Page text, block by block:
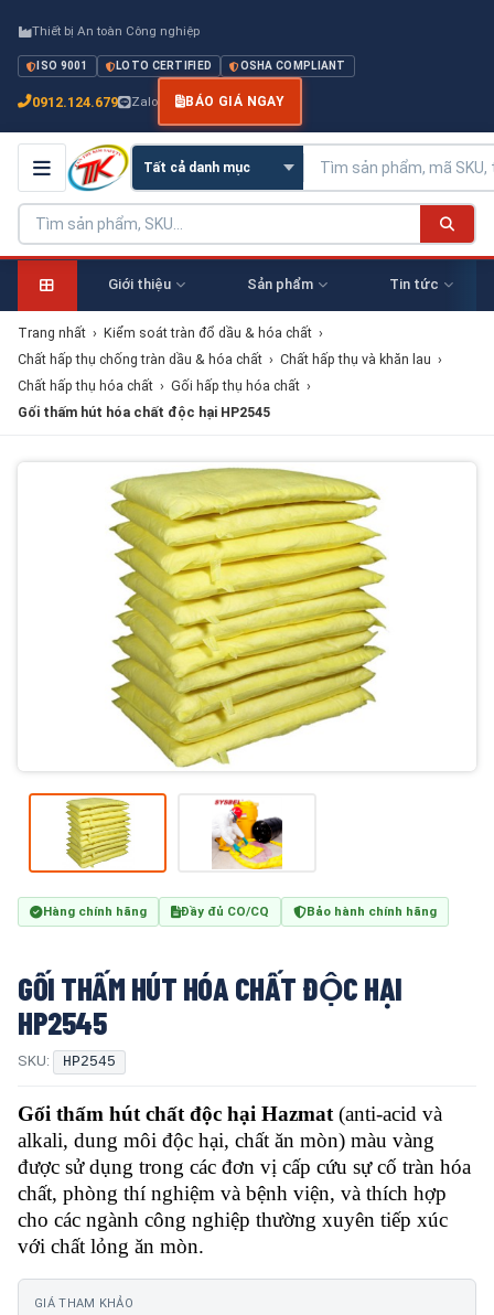
Thiết bị An toàn Công nghiệp
ISO 9001 LOTO CERTIFIED OSHA COMPLIANT
0912.124.679 Zalo BÁO GIÁ NGAY
Giới thiệu Sản phẩm Tin tức
Trang nhất › Kiểm soát tràn đổ dầu & hóa chất ›
Chất hấp thụ chống tràn dầu & hóa chất › Chất hấp thụ và khăn lau ›
Chất hấp thụ hóa chất › Gối hấp thụ hóa chất ›
Gối thấm hút hóa chất độc hại HP2545
Hàng chính hãng Đầy đủ CO/CQ Bảo hành chính hãng
GỐI THẤM HÚT HÓA CHẤT ĐỘC HẠI
HP2545
SKU: HP2545
Gối thấm hút chất độc hại Hazmat (anti-acid và
alkali, dung môi độc hại, chất ăn mòn) màu vàng
được sử dụng trong các đơn vị cấp cứu sự cố tràn hóa
chất, phòng thí nghiệm và bệnh viện, và thích hợp
cho các ngành công nghiệp thường xuyên tiếp xúc
với chất lỏng ăn mòn.
GIÁ THAM KHẢO